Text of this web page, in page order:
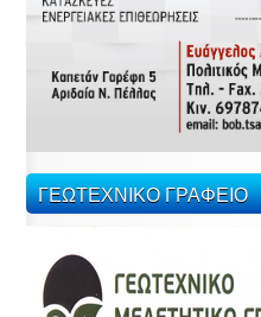
ΓΕΩΤΕΧΝΙΚΟ ΓΡΑΦΕΙΟ